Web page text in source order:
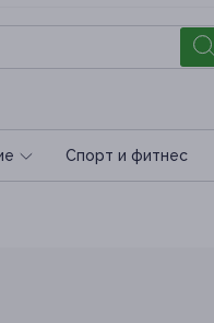
Спoрт и фитнес